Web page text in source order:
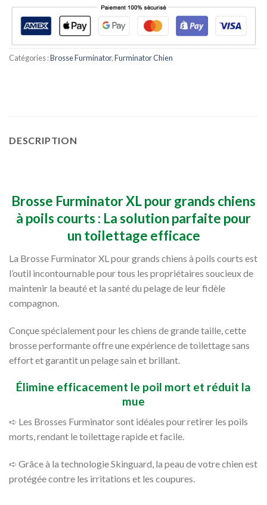
Catégories :Brosse Furminator,Furminator Chien
DESCRIPTION
Brosse Furminator XL pour grands chiens
à poils courts : La solution parfaite pour
un toilettage efficace
La Brosse Furminator XL pour grands chiens à poils courts est
l’outil incontournable pour tous les propriétaires soucieux de
maintenir la beauté et la santé du pelage de leur fidèle
compagnon.
Conçue spécialement pour les chiens de grande taille, cette
brosse performante offre une expérience de toilettage sans
effort et garantit un pelage sain et brillant.
Élimine efficacement le poil mort et réduit la
mue
➪ Les Brosses Furminator sont idéales pour retirer les poils
morts, rendant le toilettage rapide et facile.
➪ Grâce à la technologie Skinguard, la peau de votre chien est
protégée contre les irritations et les coupures.